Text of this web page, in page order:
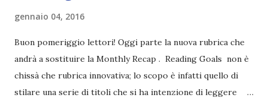
gennaio 04, 2016
Buon pomeriggio lettori! Oggi parte la nuova rubrica che
andrà a sostituire la Monthly Recap . Reading Goals non è
chissà che rubrica innovativa; lo scopo è infatti quello di
stilare una serie di titoli che si ha intenzione di leggere